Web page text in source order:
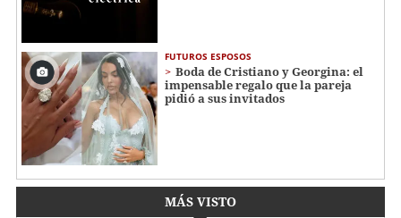
FUTUROS ESPOSOS
Boda de Cristiano y Georgina: el
impensable regalo que la pareja
pidió a sus invitados
MÁS VISTO